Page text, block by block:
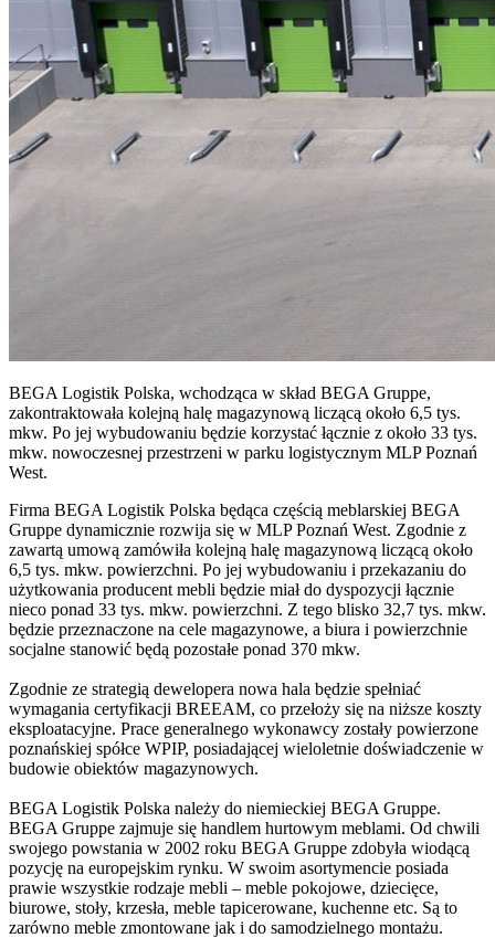
BEGA Logistik Polska, wchodząca w skład BEGA Gruppe,
zakontraktowała kolejną halę magazynową liczącą około 6,5 tys.
mkw. Po jej wybudowaniu będzie korzystać łącznie z około 33 tys.
mkw. nowoczesnej przestrzeni w parku logistycznym MLP Poznań
West.
Firma BEGA Logistik Polska będąca częścią meblarskiej BEGA
Gruppe dynamicznie rozwija się w MLP Poznań West. Zgodnie z
zawartą umową zamówiła kolejną halę magazynową liczącą około
6,5 tys. mkw. powierzchni. Po jej wybudowaniu i przekazaniu do
użytkowania producent mebli będzie miał do dyspozycji łącznie
nieco ponad 33 tys. mkw. powierzchni. Z tego blisko 32,7 tys. mkw.
będzie przeznaczone na cele magazynowe, a biura i powierzchnie
socjalne stanowić będą pozostałe ponad 370 mkw.
Zgodnie ze strategią dewelopera nowa hala będzie spełniać
wymagania certyfikacji BREEAM, co przełoży się na niższe koszty
eksploatacyjne. Prace generalnego wykonawcy zostały powierzone
poznańskiej spółce WPIP, posiadającej wieloletnie doświadczenie w
budowie obiektów magazynowych.
BEGA Logistik Polska należy do niemieckiej BEGA Gruppe.
BEGA Gruppe zajmuje się handlem hurtowym meblami. Od chwili
swojego powstania w 2002 roku BEGA Gruppe zdobyła wiodącą
pozycję na europejskim rynku. W swoim asortymencie posiada
prawie wszystkie rodzaje mebli – meble pokojowe, dziecięce,
biurowe, stoły, krzesła, meble tapicerowane, kuchenne etc. Są to
zarówno meble zmontowane jak i do samodzielnego montażu.